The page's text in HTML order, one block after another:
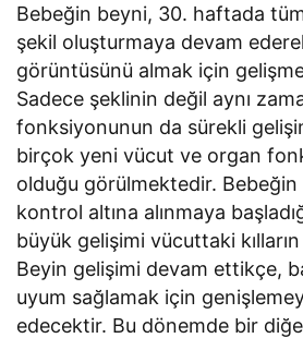
Bebeğin beyni, 30. haftada tüm
şekil oluşturmaya devam
görüntüsünü almak için
Sadece şeklinin değil aynı
fonksiyonunun da sürekli
birçok yeni vücut ve organ
olduğu görülmektedir. Bebeğin
kontrol altına alınmaya
büyük gelişimi vücuttaki
Beyin gelişimi devam ettikçe,
uyum sağlamak için
edecektir. Bu dönemde bir